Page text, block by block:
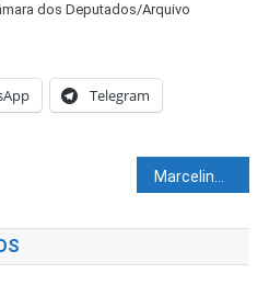
dos Deputados/Arquivo
Telegram
Marcelinho Veiga se filia ao União Brasil e vai para a reeleição na base política de ACM Neto